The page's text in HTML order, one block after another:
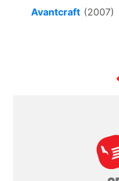
Avantcraft (2007)